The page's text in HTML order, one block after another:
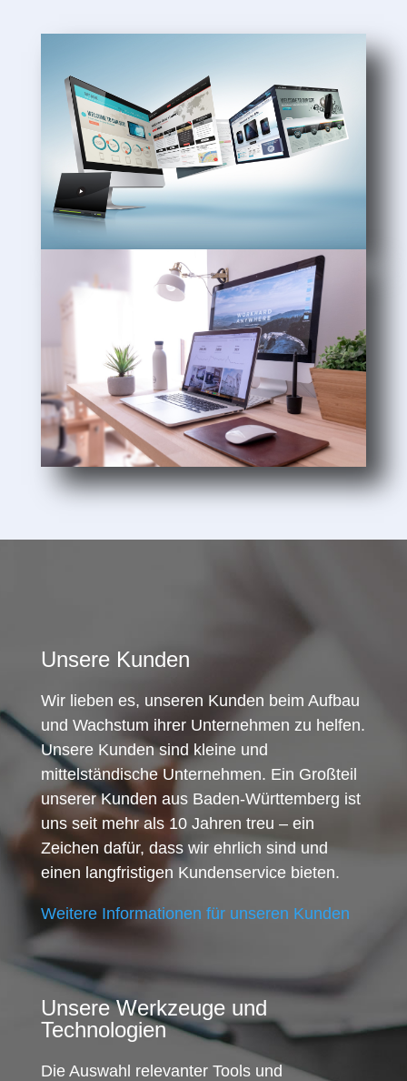
Unsere Kunden
Wir lieben es, unseren Kunden beim Aufbau
und Wachstum ihrer Unternehmen zu helfen.
Unsere Kunden sind kleine und
mittelständische Unternehmen. Ein Großteil
unserer Kunden aus Baden-Württemberg ist
uns seit mehr als 10 Jahren treu – ein
Zeichen dafür, dass wir ehrlich sind und
einen langfristigen Kundenservice bieten.
Weitere Informationen für unseren Kunden
Unsere Werkzeuge und
Technologien
Die Auswahl relevanter Tools und